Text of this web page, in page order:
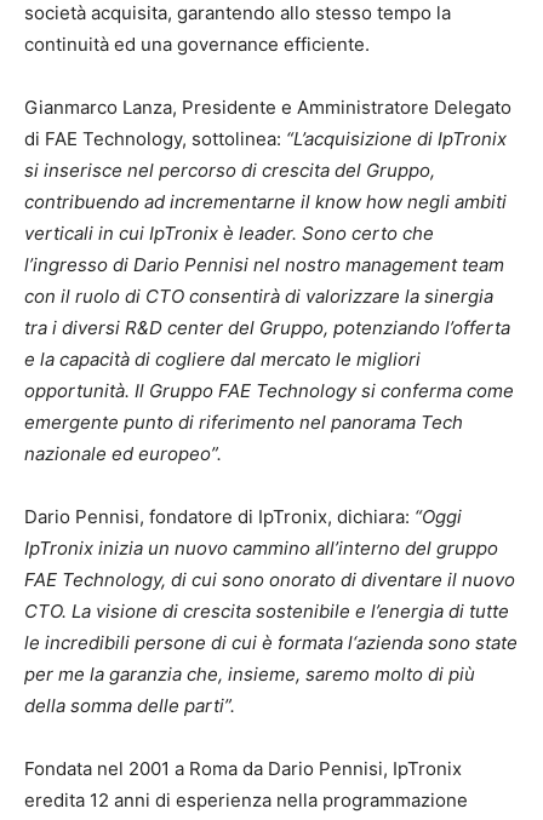
società acquisita, garantendo allo stesso tempo la
continuità ed una governance efficiente.
Gianmarco Lanza, Presidente e Amministratore Delegato
di FAE Technology, sottolinea: “L’acquisizione di IpTronix
si inserisce nel percorso di crescita del Gruppo,
contribuendo ad incrementarne il know how negli ambiti
verticali in cui IpTronix è leader. Sono certo che
l’ingresso di Dario Pennisi nel nostro management team
con il ruolo di CTO consentirà di valorizzare la sinergia
tra i diversi R&D center del Gruppo, potenziando l’offerta
e la capacità di cogliere dal mercato le migliori
opportunità. Il Gruppo FAE Technology si conferma come
emergente punto di riferimento nel panorama Tech
nazionale ed europeo”.
Dario Pennisi, fondatore di IpTronix, dichiara: “Oggi
IpTronix inizia un nuovo cammino all’interno del gruppo
FAE Technology, di cui sono onorato di diventare il nuovo
CTO. La visione di crescita sostenibile e l’energia di tutte
le incredibili persone di cui è formata l‘azienda sono state
per me la garanzia che, insieme, saremo molto di più
della somma delle parti”.
Fondata nel 2001 a Roma da Dario Pennisi, IpTronix
eredita 12 anni di esperienza nella programmazione